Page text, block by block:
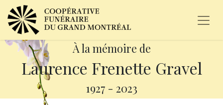
À la mémoire de
Laurence Frenette Gravel
1927 - 2023